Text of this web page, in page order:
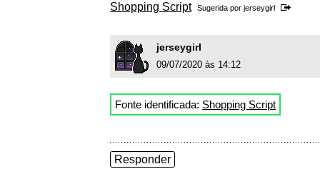
Shopping Script Sugerida por jerseygirl
jerseygirl
09/07/2020 às 14:12
Fonte identificada: Shopping Script
Responder